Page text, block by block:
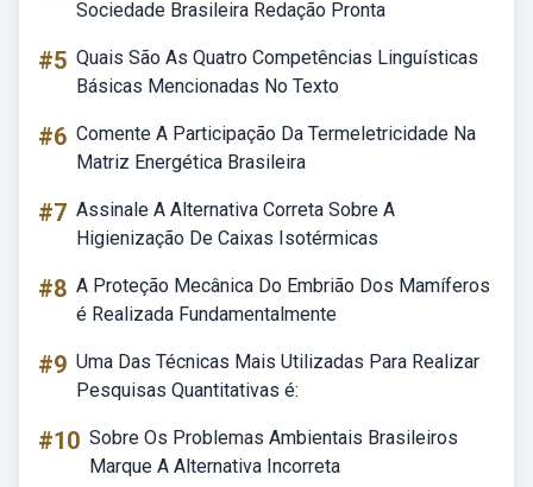
Sociedade Brasileira Redação Pronta
#5 Quais São As Quatro Competências Linguísticas
Básicas Mencionadas No Texto
#6 Comente A Participação Da Termeletricidade Na
Matriz Energética Brasileira
#7 Assinale A Alternativa Correta Sobre A
Higienização De Caixas Isotérmicas
#8 A Proteção Mecânica Do Embrião Dos Mamíferos
é Realizada Fundamentalmente
#9 Uma Das Técnicas Mais Utilizadas Para Realizar
Pesquisas Quantitativas é:
#10 Sobre Os Problemas Ambientais Brasileiros
Marque A Alternativa Incorreta